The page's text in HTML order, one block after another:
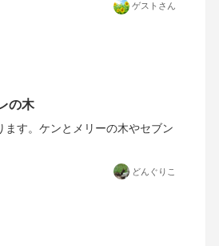
ゲストさん
の木
す。ケンとメリーの木やセブン
どんぐりこ